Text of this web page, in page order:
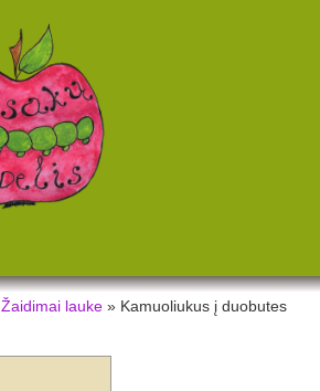
Žaidimai lauke » Kamuoliukus į duobutes